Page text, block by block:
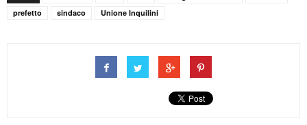
prefetto
sindaco Unione Inquilini